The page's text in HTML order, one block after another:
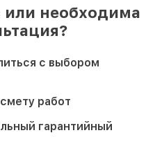
или необходима
с выбором
работ
гарантийный